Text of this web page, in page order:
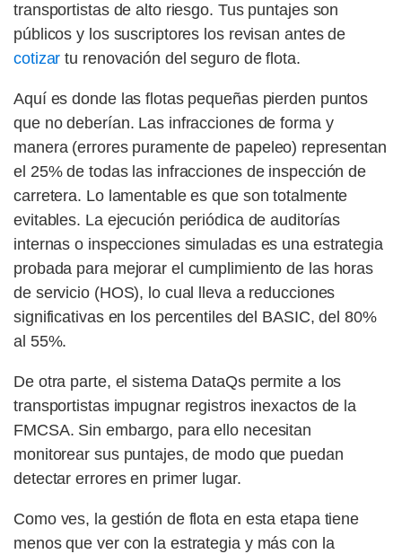
transportistas de alto riesgo. Tus puntajes son
públicos y los suscriptores los revisan antes de
cotizar tu renovación del seguro de flota.
Aquí es donde las flotas pequeñas pierden puntos
que no deberían. Las infracciones de forma y
manera (errores puramente de papeleo) representan
el 25% de todas las infracciones de inspección de
carretera. Lo lamentable es que son totalmente
evitables. La ejecución periódica de auditorías
internas o inspecciones simuladas es una estrategia
probada para mejorar el cumplimiento de las horas
de servicio (HOS), lo cual lleva a reducciones
significativas en los percentiles del BASIC, del 80%
al 55%.
De otra parte, el sistema DataQs permite a los
transportistas impugnar registros inexactos de la
FMCSA. Sin embargo, para ello necesitan
monitorear sus puntajes, de modo que puedan
detectar errores en primer lugar.
Como ves, la gestión de flota en esta etapa tiene
menos que ver con la estrategia y más con la